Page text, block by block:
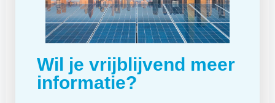
Wil je vrijblijvend meer
informatie?